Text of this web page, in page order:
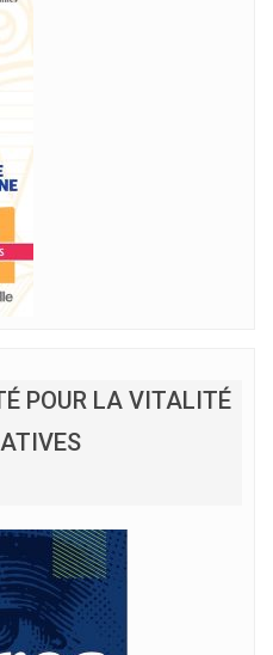
POUR LA VITALITÉ